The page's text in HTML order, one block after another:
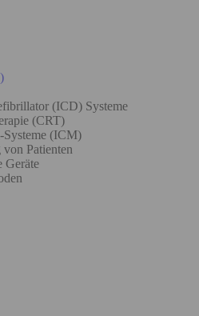
(ICD) Systeme
(CRT)
Systeme (ICM)
Patienten
Geräte